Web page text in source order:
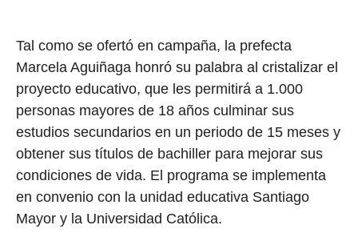
Tal como se ofertó en campaña, la prefecta
Marcela Aguiñaga honró su palabra al cristalizar el
proyecto educativo, que les permitirá a 1.000
personas mayores de 18 años culminar sus
estudios secundarios en un periodo de 15 meses y
obtener sus títulos de bachiller para mejorar sus
condiciones de vida. El programa se implementa
en convenio con la unidad educativa Santiago
Mayor y la Universidad Católica.